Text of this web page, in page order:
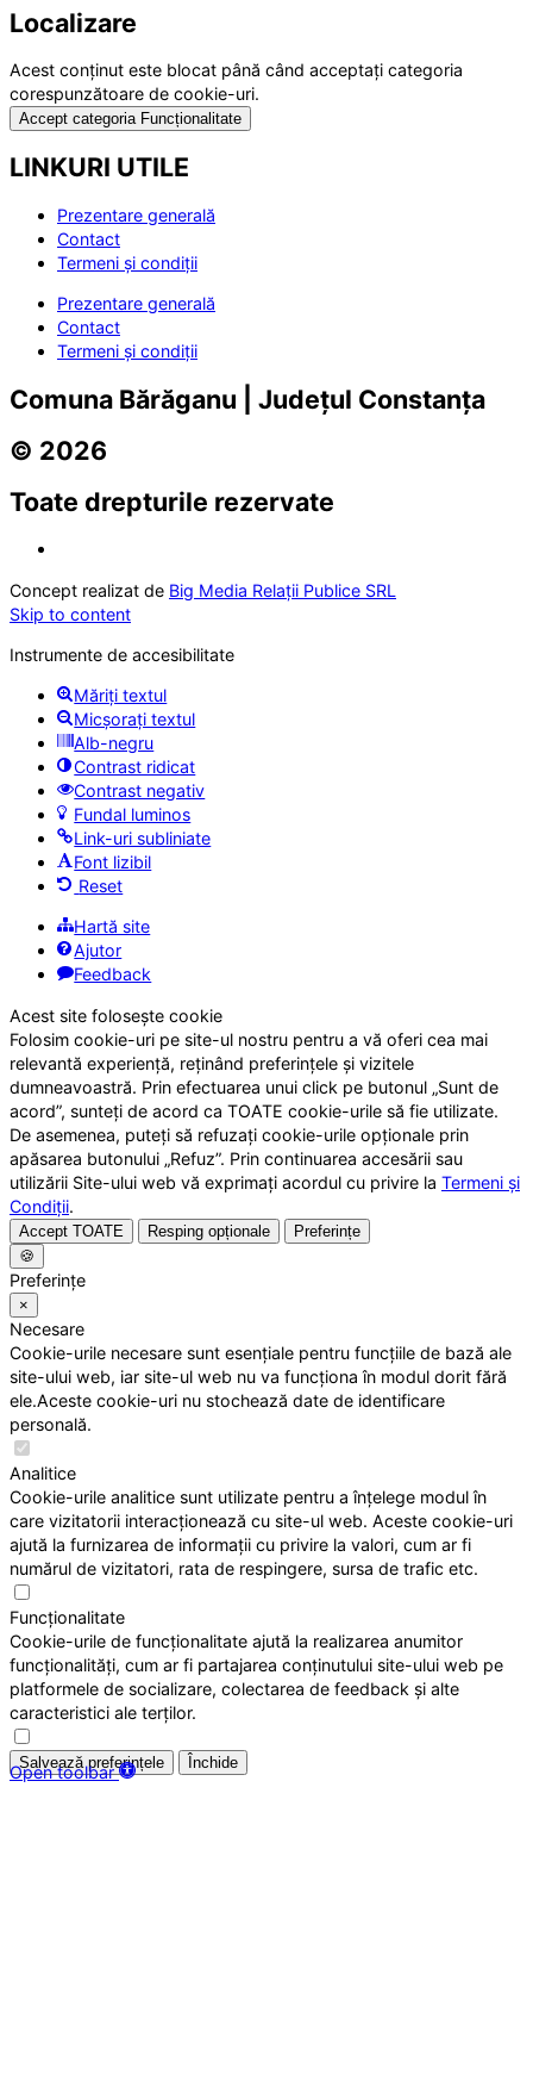
Localizare
Acest conținut este blocat până când acceptați categoria
corespunzătoare de cookie-uri.
Accept categoria Funcționalitate
LINKURI UTILE
Prezentare generală
Contact
Termeni și condiții
Prezentare generală
Contact
Termeni și condiții
Comuna Bărăganu | Județul Constanța
© 2026
Toate drepturile rezervate
Concept realizat de Big Media Relații Publice SRL
Skip to content
Open toolbar
Instrumente de accesibilitate
Măriți textul
Micșorați textul
Alb-negru
Contrast ridicat
Contrast negativ
Fundal luminos
Link-uri subliniate
Font lizibil
Reset
Hartă site
Ajutor
Feedback
Acest site folosește cookie
Folosim cookie-uri pe site-ul nostru pentru a vă oferi cea mai
relevantă experiență, reținând preferințele și vizitele
dumneavoastră. Prin efectuarea unui click pe butonul „Sunt de
acord”, sunteți de acord ca TOATE cookie-urile să fie utilizate.
De asemenea, puteți să refuzați cookie-urile opționale prin
apăsarea butonului „Refuz”. Prin continuarea accesării sau
utilizării Site-ului web vă exprimați acordul cu privire la Termeni și
Condiții.
Accept TOATE Resping opționale
Preferințe
🍪
Preferințe
×
Necesare
Cookie-urile necesare sunt esențiale pentru funcțiile de bază ale
site-ului web, iar site-ul web nu va funcționa în modul dorit fără
ele.Aceste cookie-uri nu stochează date de identificare
personală.
Analitice
Cookie-urile analitice sunt utilizate pentru a înțelege modul în
care vizitatorii interacționează cu site-ul web. Aceste cookie-uri
ajută la furnizarea de informații cu privire la valori, cum ar fi
numărul de vizitatori, rata de respingere, sursa de trafic etc.
Funcționalitate
Cookie-urile de funcționalitate ajută la realizarea anumitor
funcționalități, cum ar fi partajarea conținutului site-ului web pe
platformele de socializare, colectarea de feedback și alte
caracteristici ale terților.
Salvează preferințele Închide